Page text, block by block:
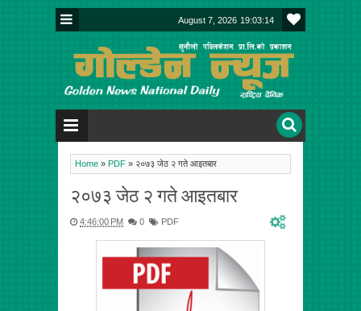
August 7, 2026 19:03:14
Home » PDF » २०७३ जेठ २ गते आइतबार
२०७३ जेठ २ गते आइतबार
4:46:00 PM 0 PDF